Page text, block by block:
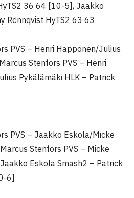
36 64 [10-5], Jaakko
Rönnqvist HyTS2 63 63
PVS – Henri Happonen/Julius
Stenfors PVS – Henri
Pykälämäki HLK – Patrick
PVS – Jaakko Eskola/Micke
Stenfors PVS – Micke
Eskola Smash2 – Patrick
6]